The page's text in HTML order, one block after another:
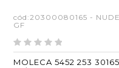
cód:20300080165 -
GF
MOLECA 5452 253 30165